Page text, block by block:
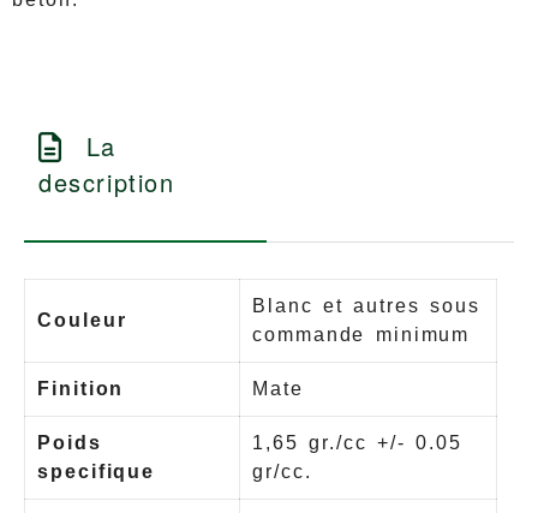
La
description
Couleur
Blanc et autres sous
commande minimum
Finition Mate
Poids
specifique
1,65 gr./cc +/- 0.05
gr/cc.